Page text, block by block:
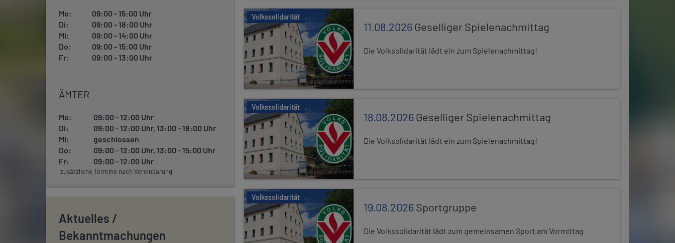
Mo:
09:00 - 15:00 Uhr
Di:
09:00 - 18:00 Uhr
Mi:
09:00 - 14:00 Uhr
Do:
09:00 - 15:00 Uhr
Fr:
09:00 - 13:00 Uhr
ÄMTER
Mo:
09:00 - 12:00 Uhr
Di:
09:00 - 12:00 Uhr, 13:00 - 18:00 Uhr
Mi:
geschlossen
Do:
09:00 - 12:00 Uhr, 13:00 - 15:00 Uhr
Fr:
09:00 - 12:00 Uhr
zusätzliche Termine nach Vereinbarung
Aktuelles /
Bekanntmachungen
Volkssolidarität
11.08.2026Geselliger Spielenachmittag
Die Volksolidarität lädt ein zum Spielenachmittag!
Volkssolidarität
18.08.2026Geselliger Spielenachmittag
Die Volksolidarität lädt ein zum Spielenachmittag!
Volkssolidarität
19.08.2026Sportgruppe
Die Volkssolidarität lädt zum gemeinsamen Sport am Vormittag